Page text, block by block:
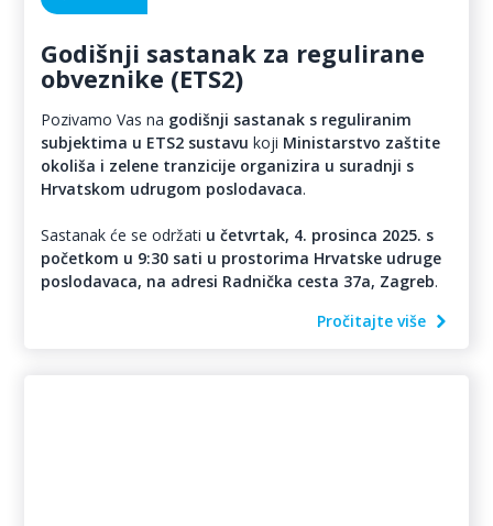
Godišnji sastanak za regulirane
obveznike (ETS2)
Pozivamo Vas na godišnji sastanak s reguliranim
subjektima u ETS2 sustavu koji Ministarstvo zaštite
okoliša i zelene tranzicije organizira u suradnji s
Hrvatskom udrugom poslodavaca.
Sastanak će se održati u četvrtak, 4. prosinca 2025. s
početkom u 9:30 sati u prostorima Hrvatske udruge
poslodavaca, na adresi Radnička cesta 37a, Zagreb.
Pročitajte više